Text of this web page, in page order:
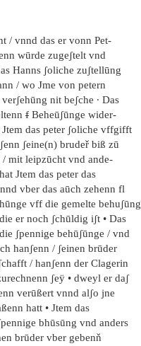
/ vnnd das er vonn Pet-
wūrde zugeʃtelt vnd
Hanns ʃoliche zuʃtellūng
/ wo Jme von petern
nit beʃche · Das
f Beheūʃūnge wider-
das peter ʃoliche vffgifft
ʃeine(n) brudeř biß zū
/ mit leipzūcht vnd ande-
Jtem das peter das
vber das aūch zehenn fl
vff die gemelte behuʃūng
er noch ʃchūldig iʃt • Das
ʃpennige behūʃūnge / vnd
hanʃenn / ʃeinen brūder
/ hanʃenn der Clagerin
ʃeÿ • dweyl er daʃ
verūßert vnnd alʃo jne
hatt • Jtem das
bhūsūng vnd anders
brūder vber gebenň